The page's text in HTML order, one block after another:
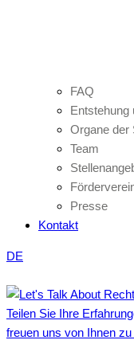
FAQ
Entstehung
Organe der
Team
Presse
Kontakt
DE
Teilen Sie Ihre
freuen uns von Ihnen